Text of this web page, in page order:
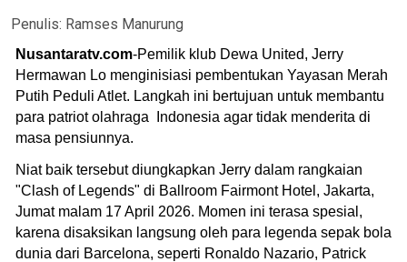
Penulis: Ramses Manurung
Nusantaratv.com-Pemilik klub Dewa United, Jerry
Hermawan Lo menginisiasi pembentukan Yayasan Merah
Putih Peduli Atlet. Langkah ini bertujuan untuk membantu
para patriot olahraga Indonesia agar tidak menderita di
masa pensiunnya.
Niat baik tersebut diungkapkan Jerry dalam rangkaian
"Clash of Legends" di Ballroom Fairmont Hotel, Jakarta,
Jumat malam 17 April 2026. Momen ini terasa spesial,
karena disaksikan langsung oleh para legenda sepak bola
dunia dari Barcelona, seperti Ronaldo Nazario, Patrick